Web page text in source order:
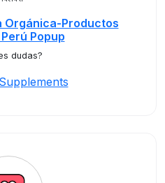
Orgánica-Productos
Popup
dudas?